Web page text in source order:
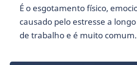
É o esgotamento físico,
causado pelo estresse a
de trabalho e é muito comum.